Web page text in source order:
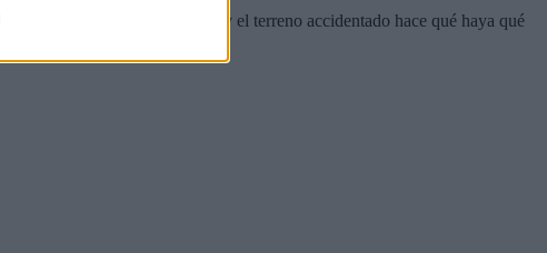
estado de muchas carreteras y el terreno accidentado hace qué haya qué